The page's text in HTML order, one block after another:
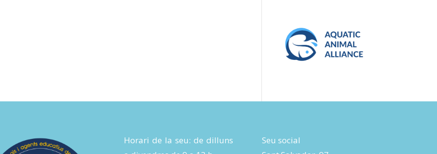
Horari de la seu: de dilluns
Seu social